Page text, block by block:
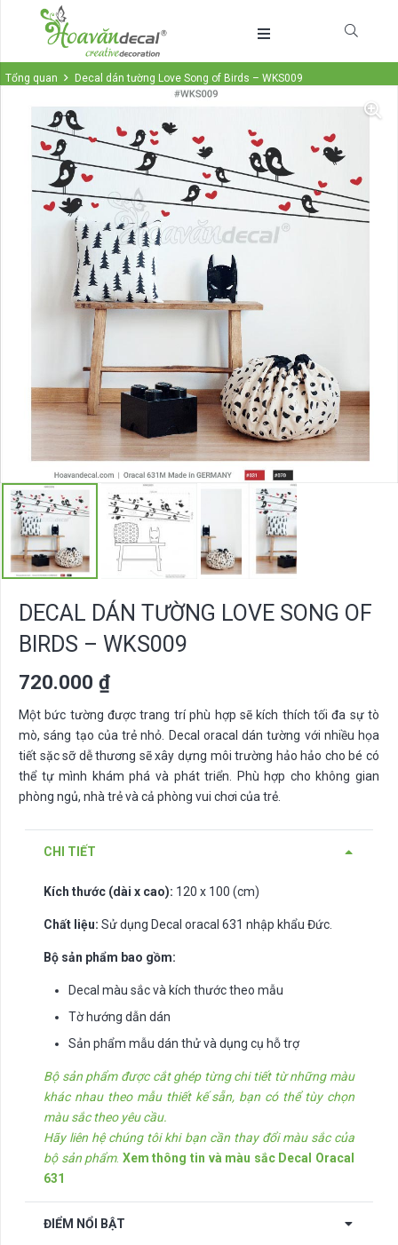
Tổng quan Decal dán tường Love Song of Birds – WKS009
DECAL DÁN TƯỜNG LOVE SONG OF
BIRDS – WKS009
720.000 ₫
Một bức tường được trang trí phù hợp sẽ kích thích tối đa sự tò
mò, sáng tạo của trẻ nhỏ. Decal oracal dán tường với nhiều họa
tiết sặc sỡ dễ thương sẽ xây dựng môi trường hảo hảo cho bé có
thể tự mình khám phá và phát triển. Phù hợp cho không gian
phòng ngủ, nhà trẻ và cả phòng vui chơi của trẻ.
CHI TIẾT
Kích thước (dài x cao): 120 x 100 (cm)
Chất liệu: Sử dụng Decal oracal 631 nhập khẩu Đức.
Bộ sản phẩm bao gồm:
Decal màu sắc và kích thước theo mẫu
Tờ hướng dẫn dán
Sản phẩm mẫu dán thử và dụng cụ hỗ trợ
Bộ sản phẩm được cắt ghép từng chi tiết từ những màu
khác nhau theo mẫu thiết kế sẵn, bạn có thể tùy chọn
màu sắc theo yêu cầu.
Hãy liên hệ chúng tôi khi bạn cần thay đổi màu sắc của
bộ sản phẩm. Xem thông tin và màu sắc Decal Oracal
631
ĐIỂM NỔI BẬT